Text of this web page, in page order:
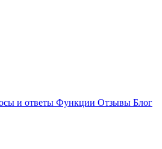
и ответы Функции Отзывы Блог